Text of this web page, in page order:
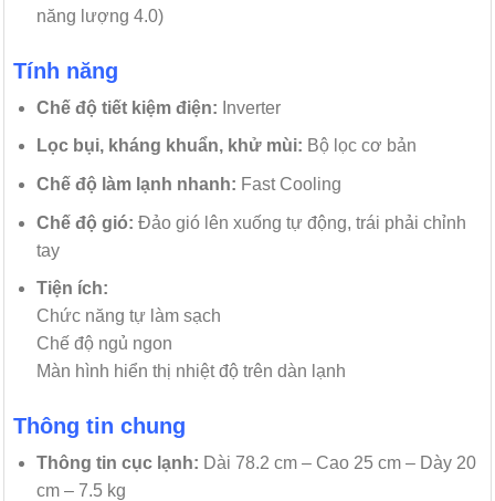
năng lượng 4.0)
Tính năng
Chế độ tiết kiệm điện: Inverter
Lọc bụi, kháng khuẩn, khử mùi: Bộ lọc cơ bản
Chế độ làm lạnh nhanh: Fast Cooling
Chế độ gió: Đảo gió lên xuống tự động, trái phải chỉnh
tay
Tiện ích:
Chức năng tự làm sạch
Chế độ ngủ ngon
Màn hình hiển thị nhiệt độ trên dàn lạnh
Thông tin chung
Thông tin cục lạnh: Dài 78.2 cm – Cao 25 cm – Dày 20
cm – 7.5 kg